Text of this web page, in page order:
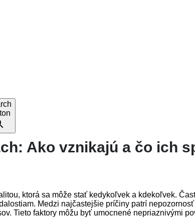
Ako vznikajú a čo ich
ktorá sa môže stať kedykoľvek a kdekoľvek.
Medzi najčastejšie príčiny patrí
Tieto faktory môžu byť umocnené nepriaznivými